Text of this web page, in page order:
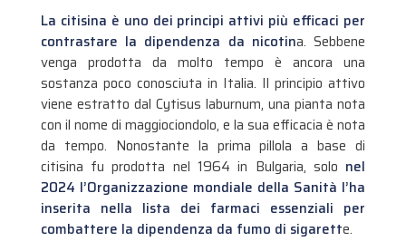
La citisina è uno dei principi attivi più efficaci per
contrastare la dipendenza da nicotina. Sebbene
venga prodotta da molto tempo è ancora una
sostanza poco conosciuta in Italia. Il principio attivo
viene estratto dal Cytisus laburnum, una pianta nota
con il nome di maggiociondolo, e la sua efficacia è nota
da tempo. Nonostante la prima pillola a base di
citisina fu prodotta nel 1964 in Bulgaria, solo nel
2024 l’Organizzazione mondiale della Sanità l’ha
inserita nella lista dei farmaci essenziali per
combattere la dipendenza da fumo di sigarette.